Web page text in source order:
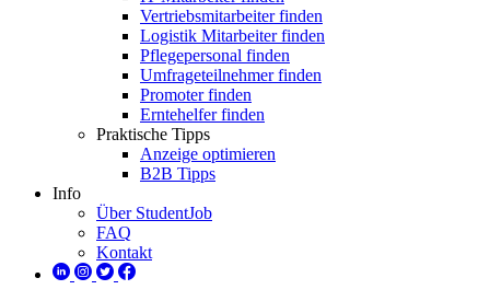
Vertriebsmitarbeiter finden
Logistik Mitarbeiter finden
Pflegepersonal finden
Umfrageteilnehmer finden
Promoter finden
Erntehelfer finden
Praktische Tipps
Anzeige optimieren
B2B Tipps
Info
Über StudentJob
FAQ
Kontakt